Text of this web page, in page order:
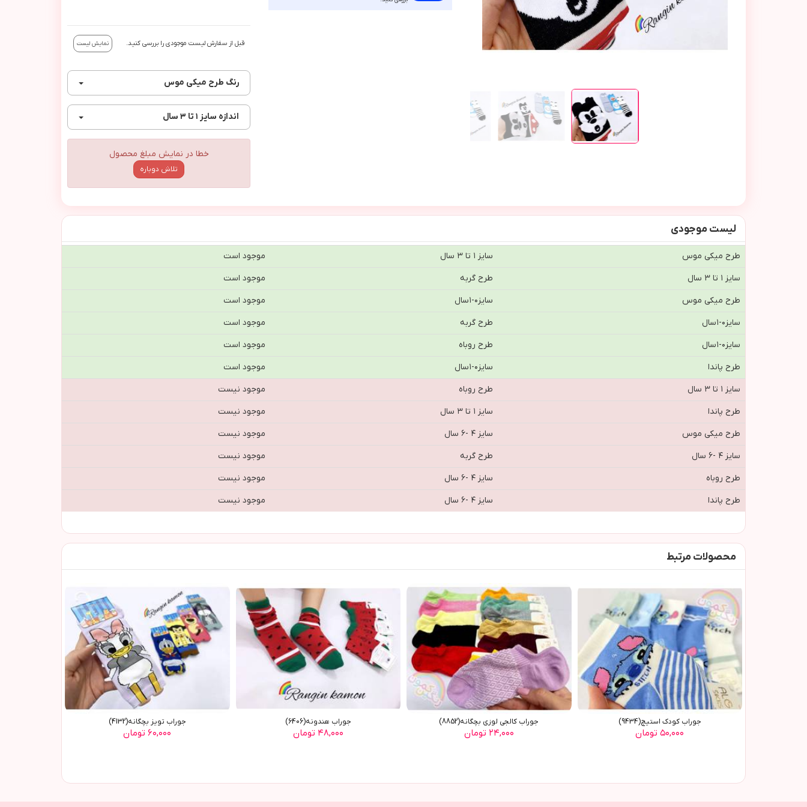
قبل از سفارش لیست موجودی را بررسی کنید. نمایش لیست
رنگ طرح ميكي موس
اندازه سایز ۱ تا ۳ سال
خطا در نمایش مبلغ محصول
تلاش دوباره
لیست موجودی
طرح ميكي موس سایز ۱ تا ۳ سال
موجود است
سایز ۱ تا ۳ سال
طرح گربه
موجود است
طرح ميكي موس
سايز٠-١سال
موجود است
سايز٠-١سال
طرح گربه
موجود است
سايز٠-١سال
طرح روباه
موجود است
طرح پاندا
سايز٠-١سال
موجود است
سایز ۱ تا ۳ سال
طرح روباه
موجود نیست
طرح پاندا
سایز ۱ تا ۳ سال
موجود نیست
طرح ميكي موس
سایز ۴ -۶ سال
موجود نیست
سایز ۴ -۶ سال
طرح گربه
موجود نیست
طرح روباه
سایز ۴ -۶ سال
موجود نیست
طرح پاندا
سایز ۴ -۶ سال موجود نیست
محصولات مرتبط
جوراب کودک استيچ(9434)
۵۰,۰۰۰ تومان
جوراب کالجی لوزی بچگانه(8852)
۲۴,۰۰۰ تومان
جوراب هندونه(6406)
۴۸,۰۰۰ تومان
جوراب تویز بچگانه(4132)
۶۰,۰۰۰ تومان